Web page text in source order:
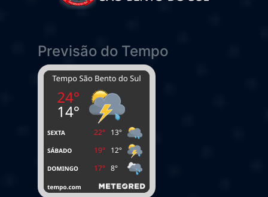
Previsão do Tempo